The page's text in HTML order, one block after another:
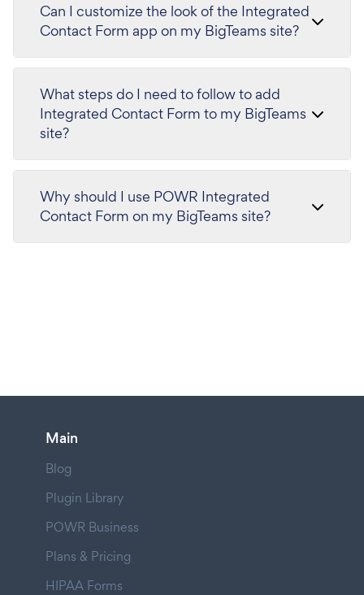
Can I customize the look of the Integrated
Contact Form app on my BigTeams site?
What steps do I need to follow to add
Integrated Contact Form to my BigTeams
site?
Why should I use POWR Integrated
Contact Form on my BigTeams site?
Main
Blog
Plugin Library
POWR Business
Plans & Pricing
HIPAA Forms